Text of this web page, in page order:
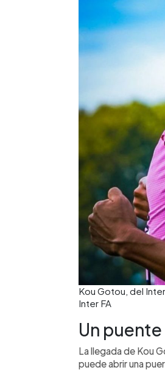
Kou Gotou, del
Inter FA
Un
La llegada de Kou
puede abrir una